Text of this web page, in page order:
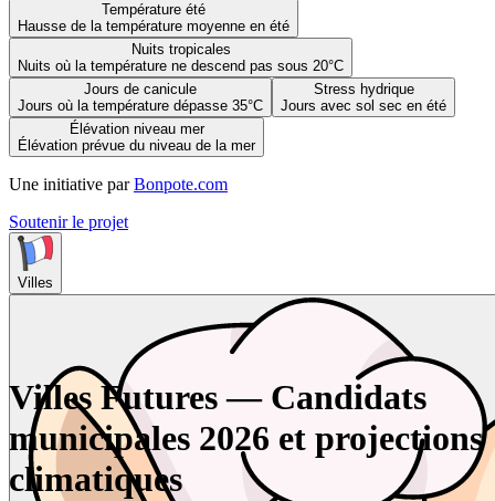
Température été
Hausse de la température moyenne en été
Nuits tropicales
Nuits où la température ne descend pas sous 20°C
Jours de canicule
Jours où la température dépasse 35°C
Stress hydrique
Jours avec sol sec en été
Élévation niveau mer
Élévation prévue du niveau de la mer
Une initiative par Bonpote.com
Soutenir le projet
Villes
Villes Futures — Candidats
municipales 2026 et projections
climatiques